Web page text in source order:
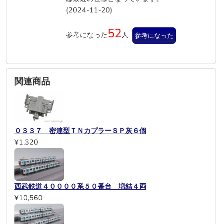
(2024-11-20)
参考になった52人 参考になった
関連商品
０３３７ 密連型ＴＮカプラーＳＰ灰６個
¥1,320
西武鉄道４００００系５０番台 増結４両
¥10,560